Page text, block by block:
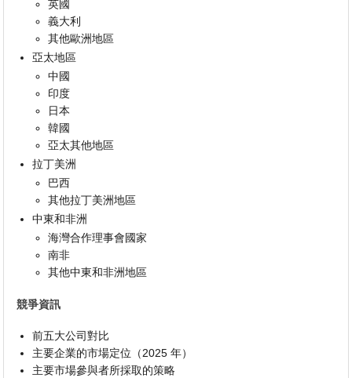
英國
義大利
其他歐洲地區
亞太地區
中國
印度
日本
韓國
亞太其他地區
拉丁美洲
巴西
其他拉丁美洲地區
中東和非洲
海灣合作理事會國家
南非
其他中東和非洲地區
競爭資訊
前五大公司對比
主要企業的市場定位（2025 年）
主要市場參與者所採取的策略